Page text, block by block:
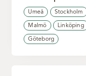
Umeå Stockholm
Malmö Linköping
Göteborg